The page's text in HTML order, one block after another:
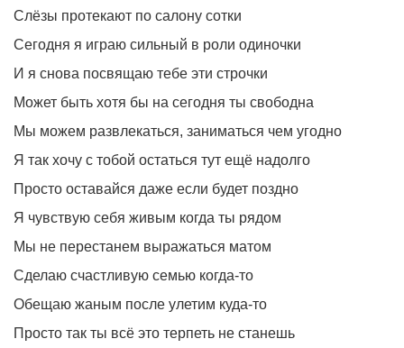
Слёзы протекают по салону сотки
Сегодня я играю сильный в роли одиночки
И я снова посвящаю тебе эти строчки
Может быть хотя бы на сегодня ты свободна
Мы можем развлекаться, заниматься чем угодно
Я так хочу с тобой остаться тут ещё надолго
Просто оставайся даже если будет поздно
Я чувствую себя живым когда ты рядом
Мы не перестанем выражаться матом
Сделаю счастливую семью когда-то
Обещаю жаным после улетим куда-то
Просто так ты всё это терпеть не станешь